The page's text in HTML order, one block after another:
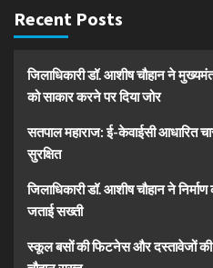
Recent Posts
जिलाधिकारी डॉ. आशीष चौहान ने
को साकार करने पर दिया जोर
सतपाल महाराज: ई-केवाईसी आधारित
सुरक्षित
जिलाधिकारी डॉ. आशीष चौहान ने
जताई सख्ती
स्कूल बसों की फिटनेस और दस्तावेजों की